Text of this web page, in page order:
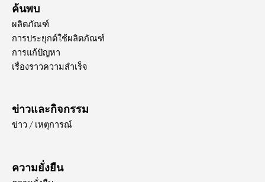
ค้นพบ
ผลิตภัณฑ์
การประยุกต์ใช้ผลิตภัณฑ์
การแก้ปัญหา
เรื่องราวความสำเร็จ
ข่าวและกิจกรรม
ข่าว / เหตุการณ์
ความยั่งยืน